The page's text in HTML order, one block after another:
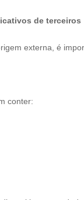
de terceiros
externa, é
conter: